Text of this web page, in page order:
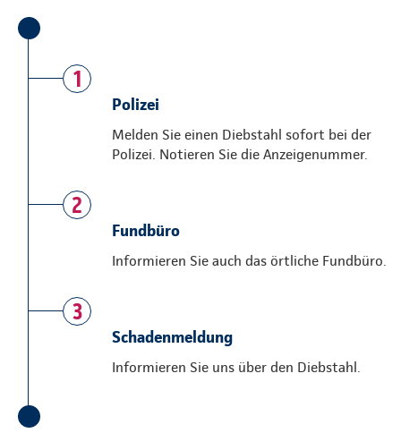
1
Polizei
Melden Sie einen Diebstahl sofort bei der
Polizei. Notieren Sie die Anzeigenummer.
2
Fundbüro
Informieren Sie auch das örtliche Fundbüro.
3
Schadenmeldung
Informieren Sie uns über den Diebstahl.